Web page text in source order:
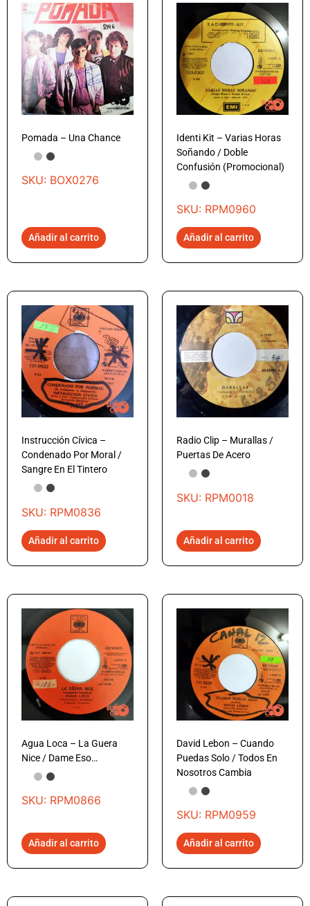
Pomada – Una Chance
SKU: BOX0276
Añadir al carrito
Identi Kit – Varias Horas
Soñando / Doble
Confusión (Promocional)
SKU: RPM0960
Añadir al carrito
Instrucción Cívica –
Condenado Por Moral /
Sangre En El Tintero
SKU: RPM0836
Añadir al carrito
Radio Clip – Murallas /
Puertas De Acero
SKU: RPM0018
Añadir al carrito
Agua Loca – La Guera
Nice / Dame Eso…
SKU: RPM0866
Añadir al carrito
David Lebon – Cuando
Puedas Solo / Todos En
Nosotros Cambia
SKU: RPM0959
Añadir al carrito